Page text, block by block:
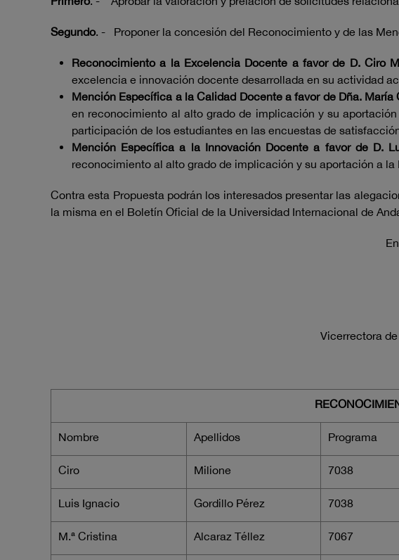
Segundo. - Proponer la concesión del Reconocimiento y de las
Reconocimiento a la Excelencia Docente a favor de D. Ciro
excelencia e innovación docente desarrollada en su actividad
Mención Específica a la Calidad Docente a favor de Dña. María
en reconocimiento al alto grado de implicación y su
participación de los estudiantes en las encuestas de
Mención Específica a la Innovación Docente a favor de D.
reconocimiento al alto grado de implicación y su aportación a
Contra esta Propuesta podrán los interesados presentar las
la misma en el Boletín Oficial de la Universidad Internacional de
Vicerrectora
Nombre Apellidos Programa
Ciro Milione 7038
Luis Ignacio Gordillo Pérez 7038
M.ª Cristina Alcaraz Téllez 7067